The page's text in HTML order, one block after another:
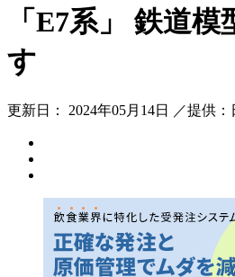
「E7系」 鉄道
す
更新日： 2024年05月14日 ／提供